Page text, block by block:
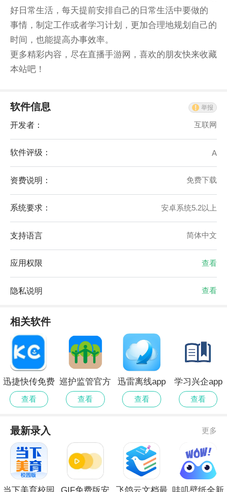
好日常生活，每天提前安排自己的日常生活中要做的
事情，制定工作或者学习计划，更加合理地规划自己的
时间，也能提高办事效率。
更多精彩内容，尽在直播手游网，喜欢的朋友快来收藏
本站吧！
软件信息 举报
开发者： 互联网
软件评级： A
资费说明： 免费下载
系统要求： 安卓系统5.2以上
支持语言 简体中文
应用权限 查看
隐私说明 查看
相关软件
迅捷快传免费
版
查看
巡护监管官方
版
查看
迅雷离线app
查看
学习兴企app
查看
最新录入 更多